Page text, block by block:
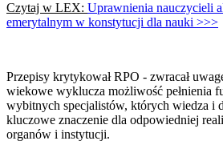
Czytaj w LEX: Uprawnienia nauczycieli
emerytalnym w konstytucji dla nauki >>>
Przepisy krytykował RPO - zwracał
wiekowe wyklucza możliwość pełnienia
wybitnych specjalistów, których wiedza i
kluczowe znaczenie dla odpowiedniej
organów i instytucji.